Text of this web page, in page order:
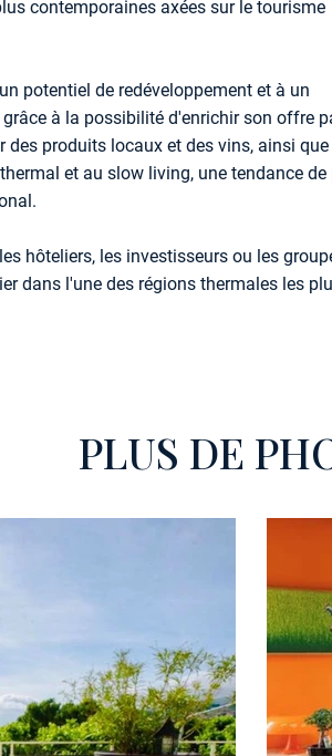
contemporaines axées sur le tourisme
potentiel de redéveloppement et à un
à la possibilité d'enrichir son offre
des produits locaux et des vins, ainsi
et au slow living, une tendance de
hôteliers, les investisseurs ou les
dans l'une des régions thermales les
PLUS DE